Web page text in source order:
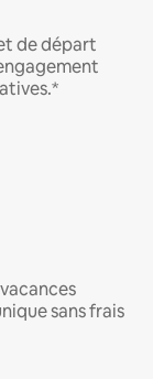
de départ
sans frais